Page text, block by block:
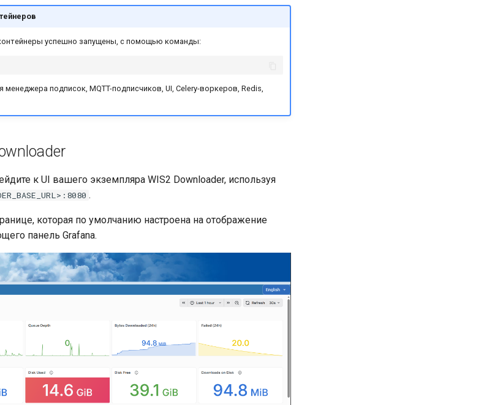
успешно запущены, с помощью команды:
подписок, MQTT-подписчиков, UI, Celery-воркеров, Redis,
к UI вашего экземпляра WIS2 Downloader, используя
.
которая по умолчанию настроена на отображение
панель Grafana.